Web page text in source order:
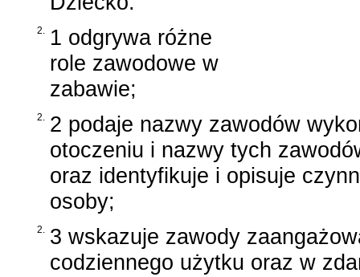
2. 1 odgrywa różne
role zawodowe w
zabawie;
2. 2 podaje nazwy zawodów
otoczeniu i nazwy tych
oraz identyfikuje i opisuje
osoby;
2. 3 wskazuje zawody
codziennego użytku oraz w